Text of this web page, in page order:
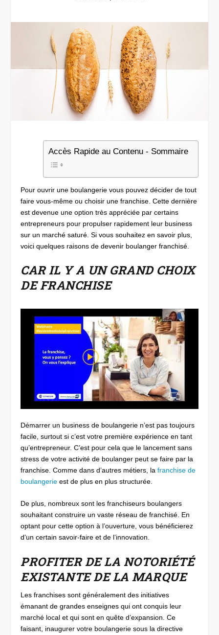
Accès Rapide au Contenu - Sommaire
Pour ouvrir une boulangerie vous pouvez décider de tout
faire vous-même ou choisir une franchise. Cette dernière
est devenue une option très appréciée par certains
entrepreneurs pour propulser rapidement leur business
sur un marché saturé. Si vous souhaitez en savoir plus,
voici quelques raisons de devenir boulanger franchisé.
CAR IL Y A UN GRAND CHOIX
DE FRANCHISE
Démarrer un business de boulangerie n’est pas toujours
facile, surtout si c’est votre première expérience en tant
qu’entrepreneur. C’est pour cela que le lancement sans
stress de votre activité de boulanger peut se faire par la
franchise. Comme dans d’autres métiers, lafranchise de
boulangerie est de plus en plus structurée.
De plus, nombreux sont les franchiseurs boulangers
souhaitant construire un vaste réseau de franchisé. En
optant pour cette option à l’ouverture, vous bénéficierez
d’un certain savoir-faire et de l’innovation.
PROFITER DE LA NOTORIÉTÉ
EXISTANTE DE LA MARQUE
Les franchises sont généralement des initiatives
émanant de grandes enseignes qui ont conquis leur
marché local et qui sont en quête d’expansion. Ce
faisant, inaugurer votre boulangerie sous la directive